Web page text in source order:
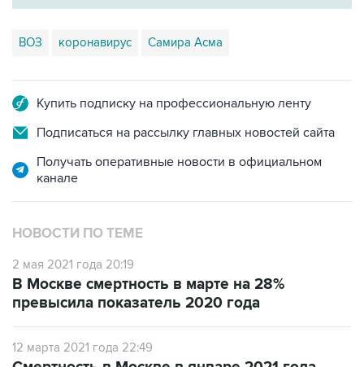
ВОЗ коронавирус Самира Асма
Подписаться на рассылку главных новостей сайта
Получать оперативные новости в официальном
НОВОСТИ ПО ТЕМЕ
2 мая 2021 года 20:19
превысила показатель 2020 года
12 марта 2021 года 22:49
выросла почти на 50%